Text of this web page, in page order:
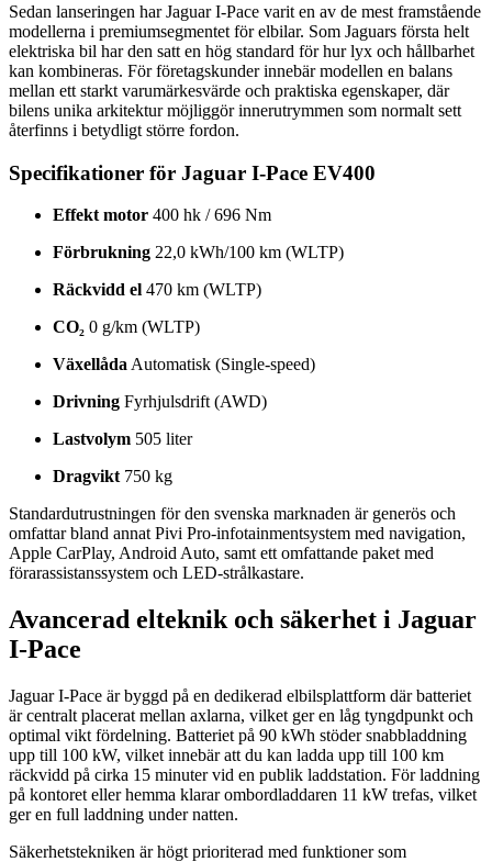
Sedan lanseringen har Jaguar I-Pace varit en av de mest framstående
modellerna i premiumsegmentet för elbilar. Som Jaguars första helt
elektriska bil har den satt en hög standard för hur lyx och hållbarhet
kan kombineras. För företagskunder innebär modellen en balans
mellan ett starkt varumärkesvärde och praktiska egenskaper, där
bilens unika arkitektur möjliggör innerutrymmen som normalt sett
återfinns i betydligt större fordon.
Specifikationer för Jaguar I-Pace EV400
Effekt motor 400 hk / 696 Nm
Förbrukning 22,0 kWh/100 km (WLTP)
Räckvidd el 470 km (WLTP)
CO₂ 0 g/km (WLTP)
Växellåda Automatisk (Single-speed)
Drivning Fyrhjulsdrift (AWD)
Lastvolym 505 liter
Dragvikt 750 kg
Standardutrustningen för den svenska marknaden är generös och
omfattar bland annat Pivi Pro-infotainmentsystem med navigation,
Apple CarPlay, Android Auto, samt ett omfattande paket med
förarassistanssystem och LED-strålkastare.
Avancerad elteknik och säkerhet i Jaguar
I-Pace
Jaguar I-Pace är byggd på en dedikerad elbilsplattform där batteriet
är centralt placerat mellan axlarna, vilket ger en låg tyngdpunkt och
optimal vikt fördelning. Batteriet på 90 kWh stöder snabbladdning
upp till 100 kW, vilket innebär att du kan ladda upp till 100 km
räckvidd på cirka 15 minuter vid en publik laddstation. För laddning
på kontoret eller hemma klarar ombordladdaren 11 kW trefas, vilket
ger en full laddning under natten.
Säkerhetstekniken är högt prioriterad med funktioner som